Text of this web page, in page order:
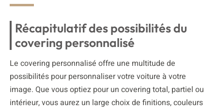
Récapitulatif des possibilités du
covering personnalisé
Le covering personnalisé offre une multitude de
possibilités pour personnaliser votre voiture à votre
image. Que vous optiez pour un covering total, partiel ou
intérieur, vous aurez un large choix de finitions, couleurs